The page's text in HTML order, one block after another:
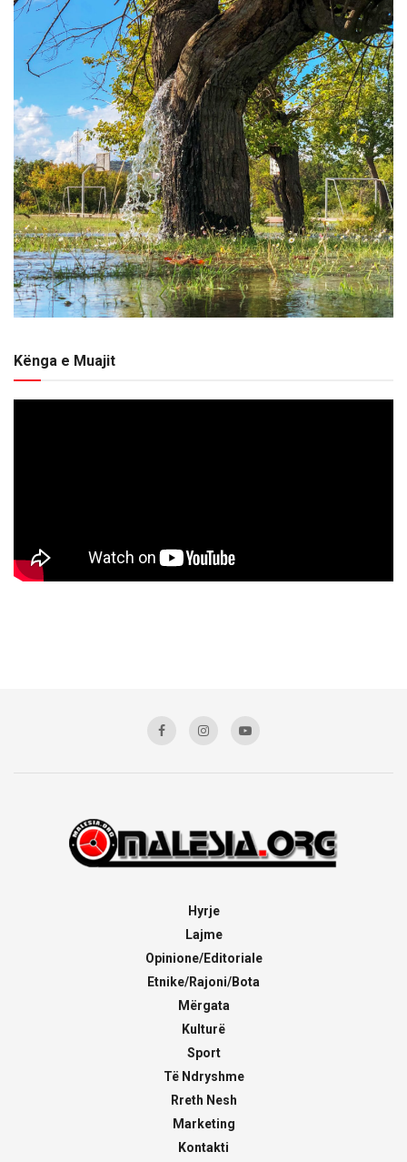
Kënga e Muajit
Hyrje
Lajme
Opinione/Editoriale
Etnike/Rajoni/Bota
Mërgata
Kulturë
Sport
Të Ndryshme
Rreth Nesh
Marketing
Kontakti